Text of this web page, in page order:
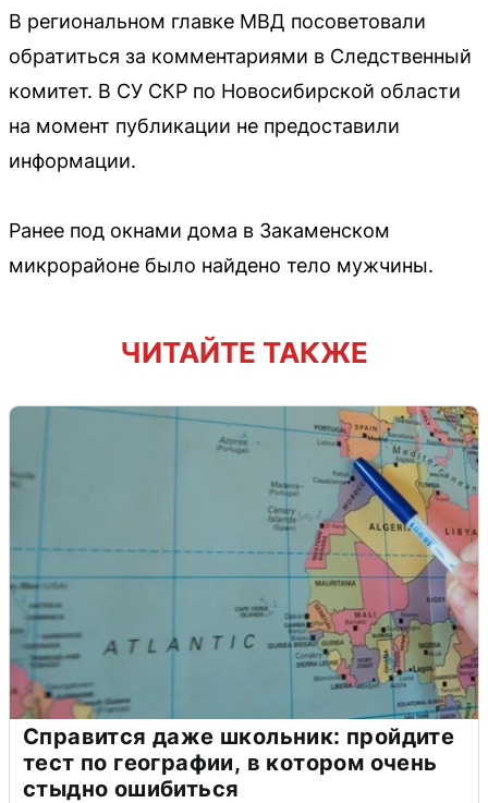
В региональном главке МВД посоветовали
обратиться за комментариями в Следственный
комитет. В СУ СКР по Новосибирской области
на момент публикации не предоставили
информации.
Ранее под окнами дома в Закаменском
микрорайоне было найдено тело мужчины.
ЧИТАЙТЕ ТАКЖЕ
Справится даже школьник: пройдите
тест по географии, в котором очень
стыдно ошибиться